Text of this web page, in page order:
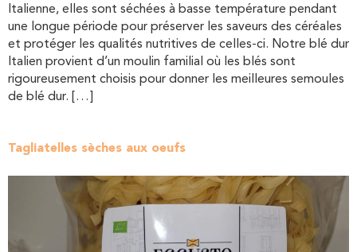
Italienne, elles sont séchées à basse température pendant
une longue période pour préserver les saveurs des céréales
et protéger les qualités nutritives de celles-ci. Notre blé dur
Italien provient d’un moulin familial où les blés sont
rigoureusement choisis pour donner les meilleures semoules
de blé dur. […]
Tagliatelles sèches aux oeufs